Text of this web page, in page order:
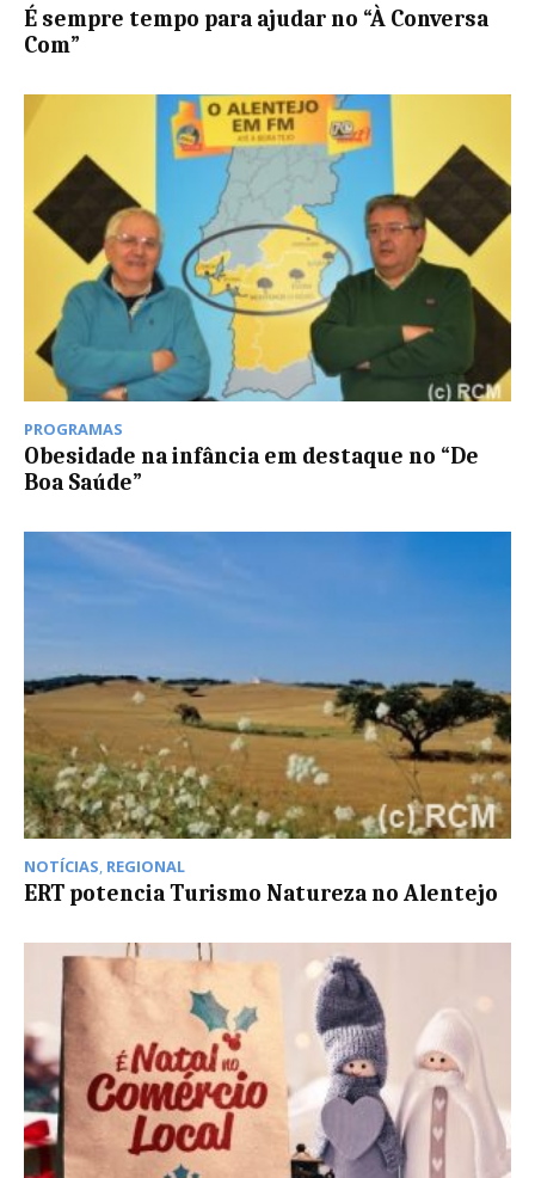
É sempre tempo para ajudar no “À Conversa
Com”
PROGRAMAS
Obesidade na infância em destaque no “De
Boa Saúde”
NOTÍCIAS, REGIONAL
ERT potencia Turismo Natureza no Alentejo